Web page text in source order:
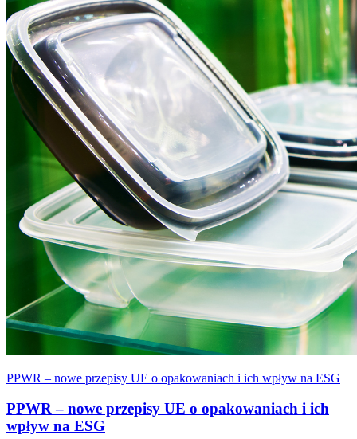
PPWR – nowe przepisy UE o opakowaniach i ich wpływ na ESG
PPWR – nowe przepisy UE o opakowaniach i ich
wpływ na ESG